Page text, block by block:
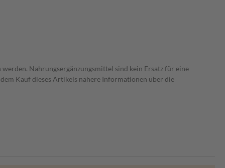
Nahrungsergänzungsmittel sind kein Ersatz für eine
Kauf dieses Artikels nähere Informationen über die